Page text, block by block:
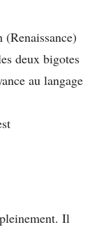
deux bigotes
au langage
Il